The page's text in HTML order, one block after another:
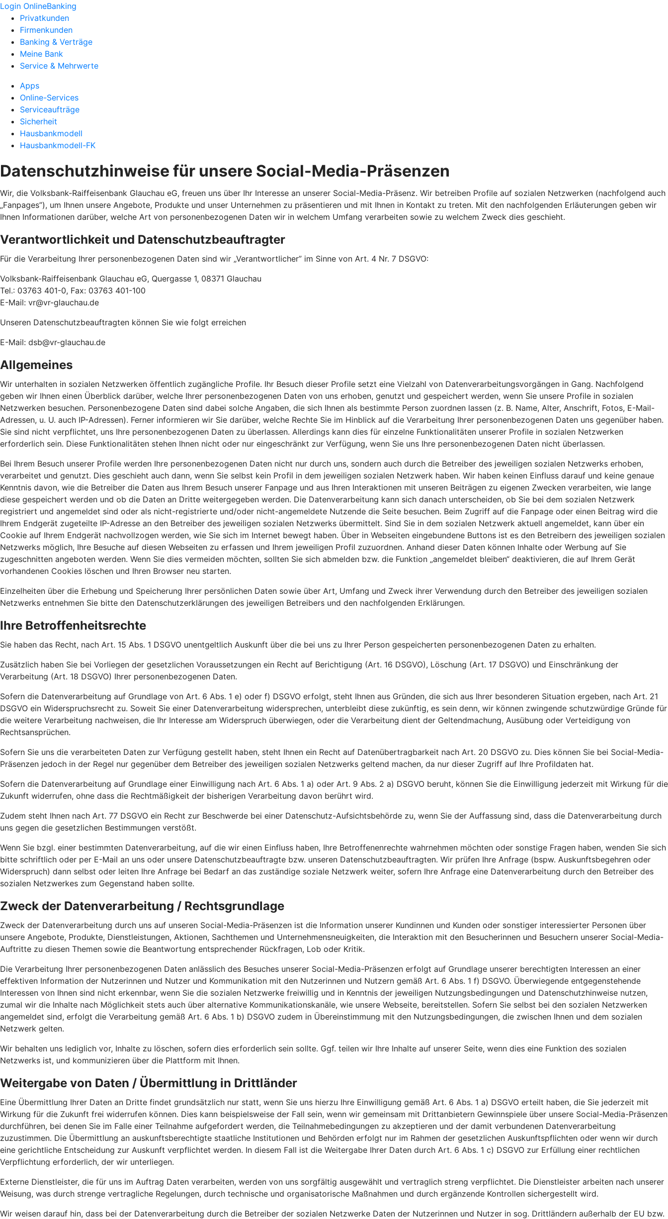
Login OnlineBanking
Privatkunden
Firmenkunden
Banking & Verträge
Meine Bank
Service & Mehrwerte
Apps
Online-Services
Serviceaufträge
Sicherheit
Hausbankmodell
Hausbankmodell-FK
Datenschutzhinweise für unsere Social-Media-Präsenzen
Wir, die Volksbank-Raiffeisenbank Glauchau eG, freuen uns über Ihr Interesse an unserer Social-Media-Präsenz. Wir betreiben Profile auf sozialen Netzwerken (nachfolgend auch
„Fanpages”), um Ihnen unsere Angebote, Produkte und unser Unternehmen zu präsentieren und mit Ihnen in Kontakt zu treten. Mit den nachfolgenden Erläuterungen geben wir
Ihnen Informationen darüber, welche Art von personenbezogenen Daten wir in welchem Umfang verarbeiten sowie zu welchem Zweck dies geschieht.
Verantwortlichkeit und Datenschutzbeauftragter
Für die Verarbeitung Ihrer personenbezogenen Daten sind wir „Verantwortlicher” im Sinne von Art. 4 Nr. 7 DSGVO:
Volksbank-Raiffeisenbank Glauchau eG, Quergasse 1, 08371 Glauchau
Tel.: 03763 401-0, Fax: 03763 401-100
E-Mail: vr@vr-glauchau.de
Unseren Datenschutzbeauftragten können Sie wie folgt erreichen
E-Mail: dsb@vr-glauchau.de
Allgemeines
Wir unterhalten in sozialen Netzwerken öffentlich zugängliche Profile. Ihr Besuch dieser Profile setzt eine Vielzahl von Datenverarbeitungsvorgängen in Gang. Nachfolgend
geben wir Ihnen einen Überblick darüber, welche Ihrer personenbezogenen Daten von uns erhoben, genutzt und gespeichert werden, wenn Sie unsere Profile in sozialen
Netzwerken besuchen. Personenbezogene Daten sind dabei solche Angaben, die sich Ihnen als bestimmte Person zuordnen lassen (z. B. Name, Alter, Anschrift, Fotos, E-Mail-
Adressen, u. U. auch IP-Adressen). Ferner informieren wir Sie darüber, welche Rechte Sie im Hinblick auf die Verarbeitung Ihrer personenbezogenen Daten uns gegenüber haben.
Sie sind nicht verpflichtet, uns Ihre personenbezogenen Daten zu überlassen. Allerdings kann dies für einzelne Funktionalitäten unserer Profile in sozialen Netzwerken
erforderlich sein. Diese Funktionalitäten stehen Ihnen nicht oder nur eingeschränkt zur Verfügung, wenn Sie uns Ihre personenbezogenen Daten nicht überlassen.
Bei Ihrem Besuch unserer Profile werden Ihre personenbezogenen Daten nicht nur durch uns, sondern auch durch die Betreiber des jeweiligen sozialen Netzwerks erhoben,
verarbeitet und genutzt. Dies geschieht auch dann, wenn Sie selbst kein Profil in dem jeweiligen sozialen Netzwerk haben. Wir haben keinen Einfluss darauf und keine genaue
Kenntnis davon, wie die Betreiber die Daten aus Ihrem Besuch unserer Fanpage und aus Ihren Interaktionen mit unseren Beiträgen zu eigenen Zwecken verarbeiten, wie lange
diese gespeichert werden und ob die Daten an Dritte weitergegeben werden. Die Datenverarbeitung kann sich danach unterscheiden, ob Sie bei dem sozialen Netzwerk
registriert und angemeldet sind oder als nicht-registrierte und/oder nicht-angemeldete Nutzende die Seite besuchen. Beim Zugriff auf die Fanpage oder einen Beitrag wird die
Ihrem Endgerät zugeteilte IP-Adresse an den Betreiber des jeweiligen sozialen Netzwerks übermittelt. Sind Sie in dem sozialen Netzwerk aktuell angemeldet, kann über ein
Cookie auf Ihrem Endgerät nachvollzogen werden, wie Sie sich im Internet bewegt haben. Über in Webseiten eingebundene Buttons ist es den Betreibern des jeweiligen sozialen
Netzwerks möglich, Ihre Besuche auf diesen Webseiten zu erfassen und Ihrem jeweiligen Profil zuzuordnen. Anhand dieser Daten können Inhalte oder Werbung auf Sie
zugeschnitten angeboten werden. Wenn Sie dies vermeiden möchten, sollten Sie sich abmelden bzw. die Funktion „angemeldet bleiben“ deaktivieren, die auf Ihrem Gerät
vorhandenen Cookies löschen und Ihren Browser neu starten.
Einzelheiten über die Erhebung und Speicherung Ihrer persönlichen Daten sowie über Art, Umfang und Zweck ihrer Verwendung durch den Betreiber des jeweiligen sozialen
Netzwerks entnehmen Sie bitte den Datenschutzerklärungen des jeweiligen Betreibers und den nachfolgenden Erklärungen.
Ihre Betroffenheitsrechte
Sie haben das Recht, nach Art. 15 Abs. 1 DSGVO unentgeltlich Auskunft über die bei uns zu Ihrer Person gespeicherten personenbezogenen Daten zu erhalten.
Zusätzlich haben Sie bei Vorliegen der gesetzlichen Voraussetzungen ein Recht auf Berichtigung (Art. 16 DSGVO), Löschung (Art. 17 DSGVO) und Einschränkung der
Verarbeitung (Art. 18 DSGVO) Ihrer personenbezogenen Daten.
Sofern die Datenverarbeitung auf Grundlage von Art. 6 Abs. 1 e) oder f) DSGVO erfolgt, steht Ihnen aus Gründen, die sich aus Ihrer besonderen Situation ergeben, nach Art. 21
DSGVO ein Widerspruchsrecht zu. Soweit Sie einer Datenverarbeitung widersprechen, unterbleibt diese zukünftig, es sein denn, wir können zwingende schutzwürdige Gründe für
die weitere Verarbeitung nachweisen, die Ihr Interesse am Widerspruch überwiegen, oder die Verarbeitung dient der Geltendmachung, Ausübung oder Verteidigung von
Rechtsansprüchen.
Sofern Sie uns die verarbeiteten Daten zur Verfügung gestellt haben, steht Ihnen ein Recht auf Datenübertragbarkeit nach Art. 20 DSGVO zu. Dies können Sie bei Social-Media-
Präsenzen jedoch in der Regel nur gegenüber dem Betreiber des jeweiligen sozialen Netzwerks geltend machen, da nur dieser Zugriff auf Ihre Profildaten hat.
Sofern die Datenverarbeitung auf Grundlage einer Einwilligung nach Art. 6 Abs. 1 a) oder Art. 9 Abs. 2 a) DSGVO beruht, können Sie die Einwilligung jederzeit mit Wirkung für die
Zukunft widerrufen, ohne dass die Rechtmäßigkeit der bisherigen Verarbeitung davon berührt wird.
Zudem steht Ihnen nach Art. 77 DSGVO ein Recht zur Beschwerde bei einer Datenschutz-Aufsichtsbehörde zu, wenn Sie der Auffassung sind, dass die Datenverarbeitung durch
uns gegen die gesetzlichen Bestimmungen verstößt.
Wenn Sie bzgl. einer bestimmten Datenverarbeitung, auf die wir einen Einfluss haben, Ihre Betroffenenrechte wahrnehmen möchten oder sonstige Fragen haben, wenden Sie sich
bitte schriftlich oder per E-Mail an uns oder unsere Datenschutzbeauftragte bzw. unseren Datenschutzbeauftragten. Wir prüfen Ihre Anfrage (bspw. Auskunftsbegehren oder
Widerspruch) dann selbst oder leiten Ihre Anfrage bei Bedarf an das zuständige soziale Netzwerk weiter, sofern Ihre Anfrage eine Datenverarbeitung durch den Betreiber des
sozialen Netzwerkes zum Gegenstand haben sollte.
Zweck der Datenverarbeitung / Rechtsgrundlage
Zweck der Datenverarbeitung durch uns auf unseren Social-Media-Präsenzen ist die Information unserer Kundinnen und Kunden oder sonstiger interessierter Personen über
unsere Angebote, Produkte, Dienstleistungen, Aktionen, Sachthemen und Unternehmensneuigkeiten, die Interaktion mit den Besucherinnen und Besuchern unserer Social-Media-
Auftritte zu diesen Themen sowie die Beantwortung entsprechender Rückfragen, Lob oder Kritik.
Die Verarbeitung Ihrer personenbezogenen Daten anlässlich des Besuches unserer Social-Media-Präsenzen erfolgt auf Grundlage unserer berechtigten Interessen an einer
effektiven Information der Nutzerinnen und Nutzer und Kommunikation mit den Nutzerinnen und Nutzern gemäß Art. 6 Abs. 1 f) DSGVO. Überwiegende entgegenstehende
Interessen von Ihnen sind nicht erkennbar, wenn Sie die sozialen Netzwerke freiwillig und in Kenntnis der jeweiligen Nutzungsbedingungen und Datenschutzhinweise nutzen,
zumal wir die Inhalte nach Möglichkeit stets auch über alternative Kommunikationskanäle, wie unsere Webseite, bereitstellen. Sofern Sie selbst bei den sozialen Netzwerken
angemeldet sind, erfolgt die Verarbeitung gemäß Art. 6 Abs. 1 b) DSGVO zudem in Übereinstimmung mit den Nutzungsbedingungen, die zwischen Ihnen und dem sozialen
Netzwerk gelten.
Wir behalten uns lediglich vor, Inhalte zu löschen, sofern dies erforderlich sein sollte. Ggf. teilen wir Ihre Inhalte auf unserer Seite, wenn dies eine Funktion des sozialen
Netzwerks ist, und kommunizieren über die Plattform mit Ihnen.
Weitergabe von Daten / Übermittlung in Drittländer
Eine Übermittlung Ihrer Daten an Dritte findet grundsätzlich nur statt, wenn Sie uns hierzu Ihre Einwilligung gemäß Art. 6 Abs. 1 a) DSGVO erteilt haben, die Sie jederzeit mit
Wirkung für die Zukunft frei widerrufen können. Dies kann beispielsweise der Fall sein, wenn wir gemeinsam mit Drittanbietern Gewinnspiele über unsere Social-Media-Präsenzen
durchführen, bei denen Sie im Falle einer Teilnahme aufgefordert werden, die Teilnahmebedingungen zu akzeptieren und der damit verbundenen Datenverarbeitung
zuzustimmen. Die Übermittlung an auskunftsberechtigte staatliche Institutionen und Behörden erfolgt nur im Rahmen der gesetzlichen Auskunftspflichten oder wenn wir durch
eine gerichtliche Entscheidung zur Auskunft verpflichtet werden. In diesem Fall ist die Weitergabe Ihrer Daten durch Art. 6 Abs. 1 c) DSGVO zur Erfüllung einer rechtlichen
Verpflichtung erforderlich, der wir unterliegen.
Externe Dienstleister, die für uns im Auftrag Daten verarbeiten, werden von uns sorgfältig ausgewählt und vertraglich streng verpflichtet. Die Dienstleister arbeiten nach unserer
Weisung, was durch strenge vertragliche Regelungen, durch technische und organisatorische Maßnahmen und durch ergänzende Kontrollen sichergestellt wird.
Wir weisen darauf hin, dass bei der Datenverarbeitung durch die Betreiber der sozialen Netzwerke Daten der Nutzerinnen und Nutzer in sog. Drittländern außerhalb der EU bzw.